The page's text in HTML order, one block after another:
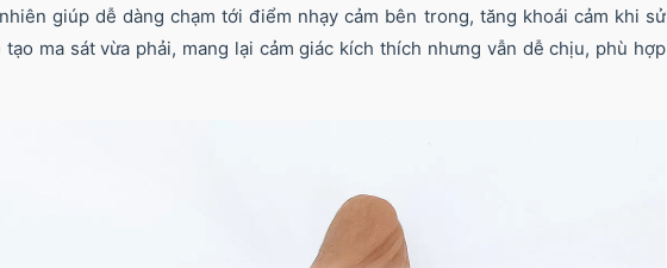
giúp dễ dàng chạm tới điểm nhạy cảm bên trong, tăng khoái cảm khi sử
ma sát vừa phải, mang lại cảm giác kích thích nhưng vẫn dễ chịu, phù hợp